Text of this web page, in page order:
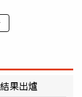
果出爐